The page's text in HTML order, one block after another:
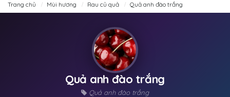
Trang chủ Mùi hương Rau củ quả Quả anh đào trắng
Quả anh đào trắng
Quả anh đào trắng